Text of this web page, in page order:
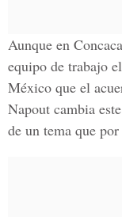
Aunque en
equipo de trabajo
México que el
Napout cambia
de un tema que